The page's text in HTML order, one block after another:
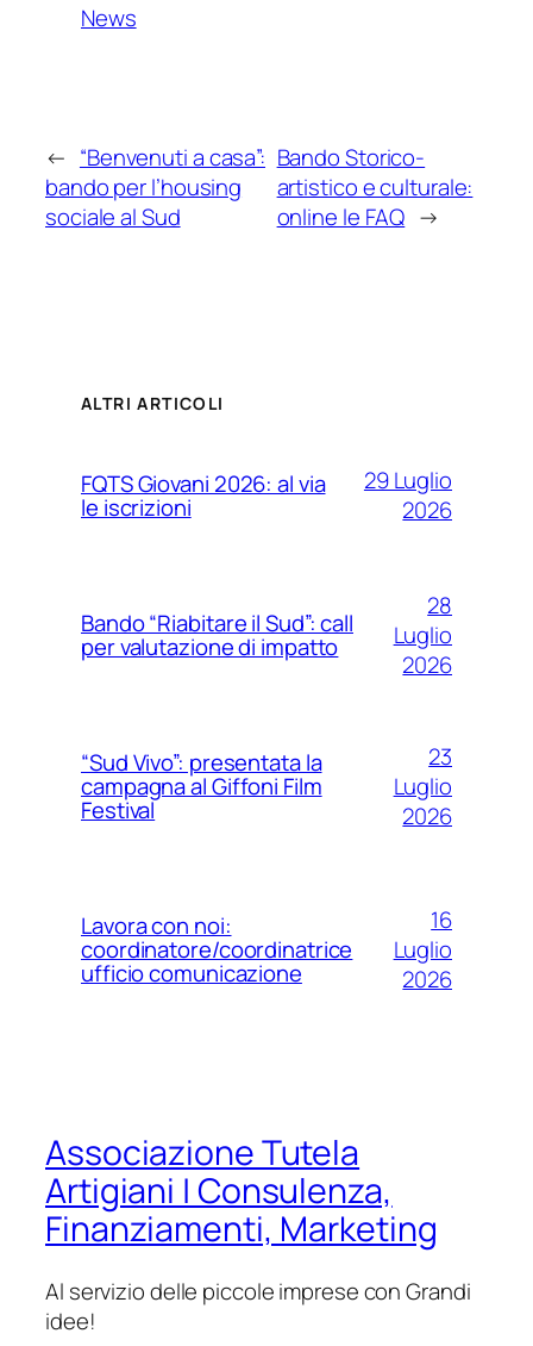
News
← “Benvenuti a casa”:
bando per l’housing
sociale al Sud
Bando Storico-
artistico e culturale:
online le FAQ →
ALTRI ARTICOLI
FQTS Giovani 2026: al via
le iscrizioni
29 Luglio
2026
Bando “Riabitare il Sud”: call
per valutazione di impatto
28
Luglio
2026
“Sud Vivo”: presentata la
campagna al Giffoni Film
Festival
23
Luglio
2026
Lavora con noi:
coordinatore/coordinatrice
ufficio comunicazione
16
Luglio
2026
Associazione Tutela
Artigiani | Consulenza,
Finanziamenti, Marketing
Al servizio delle piccole imprese con Grandi
idee!